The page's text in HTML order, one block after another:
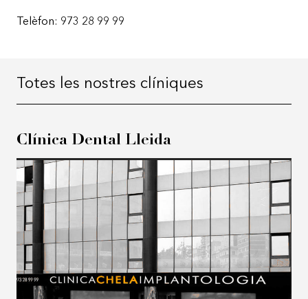
Telèfon: 973 28 99 99
Totes les nostres clíniques
Clínica Dental Lleida